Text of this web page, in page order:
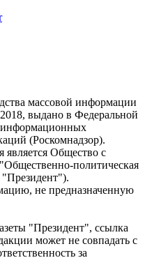
массовой информации
выдано в Федеральной
информационных
(Роскомнадзор).
является Общество с
политическая
не предназначенную
"Президент", ссылка
может не совпадать с
за